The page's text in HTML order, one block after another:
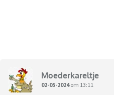
Moederkareltje
02-05-2024om 13:11